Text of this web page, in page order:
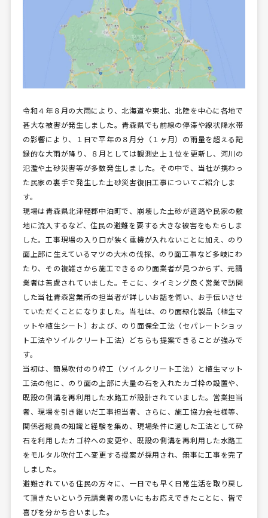
令和４年８月の大雨により、北海道や東北、北陸を中心に各地で
甚大な被害が発生しました。青森県でも前線の停滞や線状降水帯
の影響により、１日で平年の８月分（１ヶ月）の雨量を超える記
録的な大雨が降り、８月としては観測史上１位を更新し、河川の
氾濫や土砂災害等が多数発生しました。その中で、当社が携わっ
た民家の裏手で発生した土砂災害復旧工事についてご紹介しま
す。
現場は青森県北津軽郡中泊町で、崩壊した土砂が道路や民家の敷
地に流入するなど、住民の避難を要する大きな被害をもたらしま
した。工事現場の入り口が狭く重機が入れないことに加え、のり
面上部に生えているマツの大木の伐採、のり面工事など多岐にわ
たり、その複雑さから施工できるのり面業者が見つからず、元請
業者は苦慮されていました。そこに、タイミング良く営業で訪問
した当社青森営業所の担当者が詳しいお話を伺い、お手伝いさせ
ていただくことになりました。当社は、のり面緑化製品（植生マ
ットや植生シート）および、のり面保全工法（セパレートショッ
ト工法やソイルクリート工法）どちらも提案できることが強みで
す。
当初は、簡易吹付のり枠工（ソイルクリート工法）と植生マット
工法の他に、のり面の上部に大量の石を入れたカゴ枠の設置や、
既設の側溝を再利用した水路工が設計されていました。営業担当
者、現場を引き継いだ工事担当者、さらに、施工協力会社様等、
関係者総員の知識と経験を集め、現場条件に適した工法として砕
石を利用したカゴ枠への変更や、既設の側溝を再利用した水路工
をモルタル吹付工へ変更する提案が採用され、無事に工事を完了
しました。
避難されている住民の方々に、一日でも早く日常生活を取り戻し
て頂きたいという元請業者の思いにもお応えできたことに、皆で
喜びを分かち合いました。